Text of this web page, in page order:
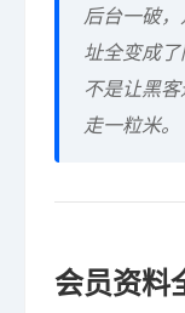
后台一破
址全变成了
不是让黑
走一粒米。
会员资料